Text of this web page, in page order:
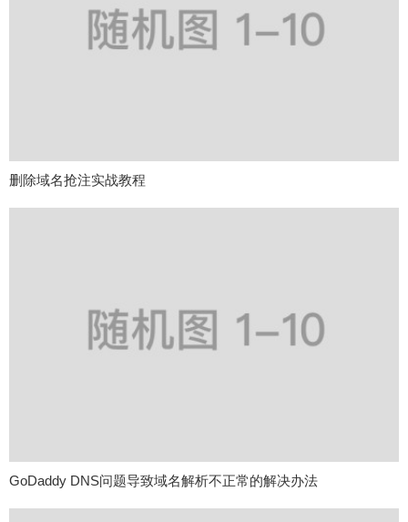
删除域名抢注实战教程
GoDaddy DNS问题导致域名解析不正常的解决办法